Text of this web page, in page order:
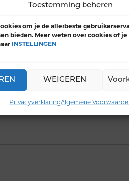
Toestemming beheren
om je de allerbeste
bieden. Meer weten over cookies of je
INSTELLINGEN
WEIGEREN
PrivacyverklaringAlgemene